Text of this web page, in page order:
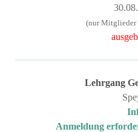
(nur Mitglieder
Lehrgang
Anmeldung